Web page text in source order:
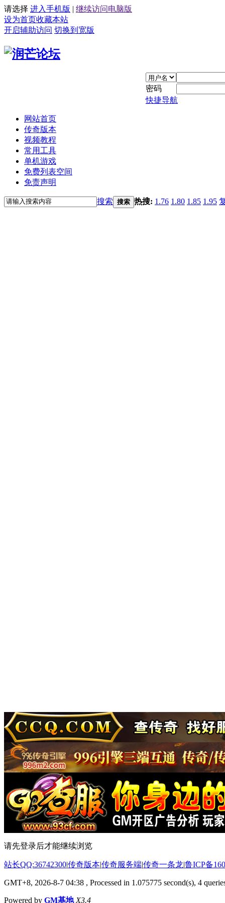
请选择 进入手机版 | 继续访问电脑版
设为首页收藏本站
开启辅助访问 切换到宽版
密码
快捷导航
网站首页
传奇版本
视频教程
常用工具
单机游戏
免费列表空间
免责声明
搜索 搜索 热搜: 1.76 1.80 1.85 1.95
请先登录后才能继续浏览
站长QQ:36742300|传奇版本|传奇服务端|传奇一条龙|鲁ICP备
GMT+8, 2026-8-7 04:38 , Processed in 1.075775 second(s), 4
Powered by GM基地 X3.4